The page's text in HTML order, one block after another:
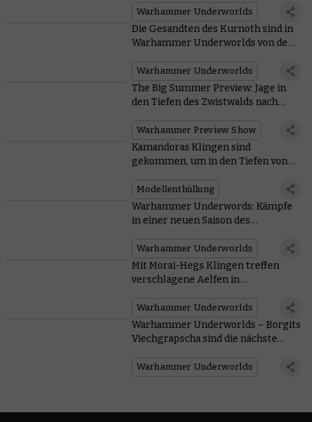
Warhammer Underworlds
Die Gesandten des Kurnoth sind in
Warhammer Underworlds von der
Warhammer Underworlds
The Big Summer Preview: Jage in
den Tiefen des Zwistwalds nach
Warhammer Preview Show
Kamandoras Klingen sind
gekommen, um in den Tiefen von
Modellenthüllung
Warhammer Underwords: Kämpfe
in einer neuen Saison des
Warhammer Underworlds
Mit Morai-Hegs Klingen treffen
verschlagene Aelfen in
Warhammer Underworlds
Warhammer Underworlds – Borgits
Viechgrapscha sind die nächste
plündern will
Warhammer Underworlds